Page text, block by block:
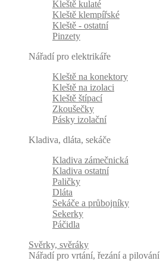
Kleště kulaté
Kleště klempířské
Kleště - ostatní
Pinzety
Nářadí pro elektrikáře
Kleště na konektory
Kleště na izolaci
Kleště štípací
Zkoušečky
Pásky izolační
Kladiva, dláta, sekáče
Kladiva zámečnická
Kladiva ostatní
Paličky
Dláta
Sekáče a průbojníky
Sekerky
Páčidla
Svěrky, svěráky
Nářadí pro vrtání, řezání a pilování